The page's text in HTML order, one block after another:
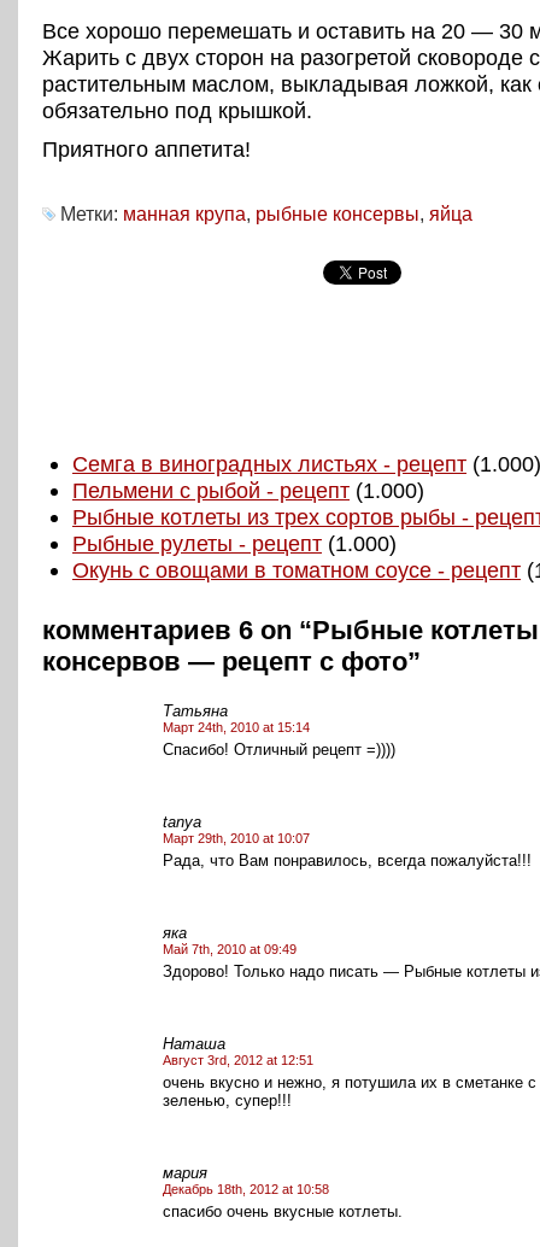
Все хорошо перемешать и оставить на 20 — 30
Жарить с двух сторон на разогретой сковороде с
растительным маслом, выкладывая ложкой, как
обязательно под крышкой.
Приятного аппетита!
Метки: манная крупа, рыбные консервы, яйца
Семга в виноградных листьях - рецепт (1.000)
Пельмени с рыбой - рецепт (1.000)
Рыбные котлеты из трех сортов рыбы -
Рыбные рулеты - рецепт (1.000)
Окунь с овощами в томатном соусе - рецепт
комментариев 6 on “Рыбные
консервов — рецепт с фото”
Татьяна
Март 24th, 2010 at 15:14
Спасибо! Отличный рецепт =))))
tanya
Март 29th, 2010 at 10:07
Рада, что Вам понравилось, всегда пожалуйста!!!
яка
Май 7th, 2010 at 09:49
Здорово! Только надо писать — Рыбные котлеты
Наташа
Август 3rd, 2012 at 12:51
очень вкусно и нежно, я потушила их в сметанке
зеленью, супер!!!
мария
Декабрь 18th, 2012 at 10:58
cпасибо очень вкусные котлеты.